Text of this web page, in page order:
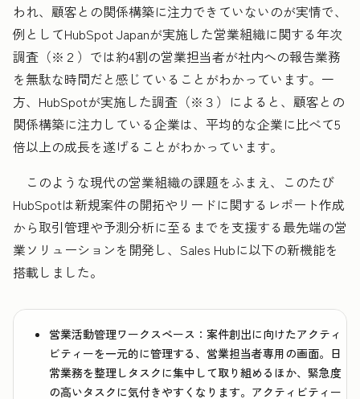
われ、顧客との関係構築に注力できていないのが実情で、
例としてHubSpot Japanが実施した営業組織に関する年次
調査（※２）では約4割の営業担当者が社内への報告業務
を無駄な時間だと感じていることがわかっています。一
方、HubSpotが実施した調査（※３）によると、顧客との
関係構築に注力している企業は、平均的な企業に比べて5
倍以上の成長を遂げることがわかっています。
このような現代の営業組織の課題をふまえ、このたび
HubSpotは新規案件の開拓やリードに関するレポート作成
から取引管理や予測分析に至るまでを支援する最先端の営
業ソリューションを開発し、Sales Hubに以下の新機能を
搭載しました。
営業活動管理ワークスペース： 案件創出に向けたアクティ
ビティーを一元的に管理する、営業担当者専用の画面。日
常業務を整理しタスクに集中して取り組めるほか、緊急度
の高いタスクに気付きやすくなります。アクティビティー